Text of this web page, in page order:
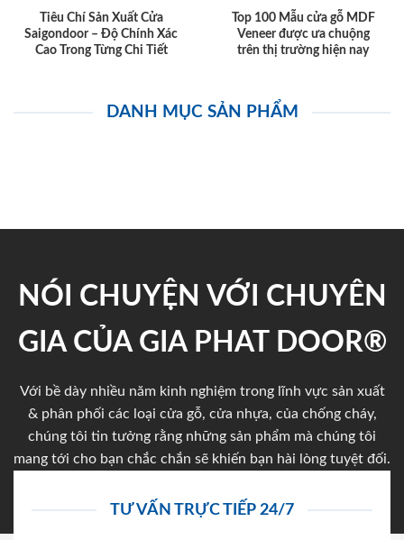
Tiêu Chí Sản Xuất Cửa
Saigondoor – Độ Chính Xác
Cao Trong Từng Chi Tiết
Top 100 Mẫu cửa gỗ MDF
Veneer được ưa chuộng
trên thị trường hiện nay
DANH MỤC SẢN PHẨM
NÓI CHUYỆN VỚI CHUYÊN
GIA CỦA GIA PHAT DOOR®
Với bề dày nhiều năm kinh nghiệm trong lĩnh vực sản xuất
& phân phối các loại cửa gỗ, cửa nhựa, của chống cháy,
chúng tôi tin tưởng rằng những sản phẩm mà chúng tôi
mang tới cho bạn chắc chắn sẽ khiến bạn hài lòng tuyệt đối.
TƯ VẤN TRỰC TIẾP 24/7